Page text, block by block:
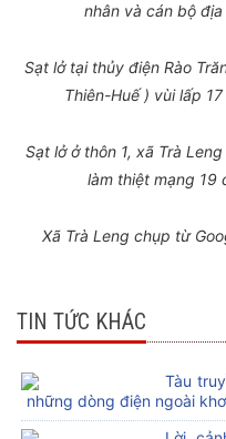
nhân và cán bộ
Sạt lở tại thủy điện Rào
Thiên-Huế ) vùi lấp
Sạt lở ở thôn 1, xã Trà
làm thiệt mạng 19
Xã Trà Leng chụp từ
TIN TỨC KHÁC
Tàu
những dòng điện ngoài